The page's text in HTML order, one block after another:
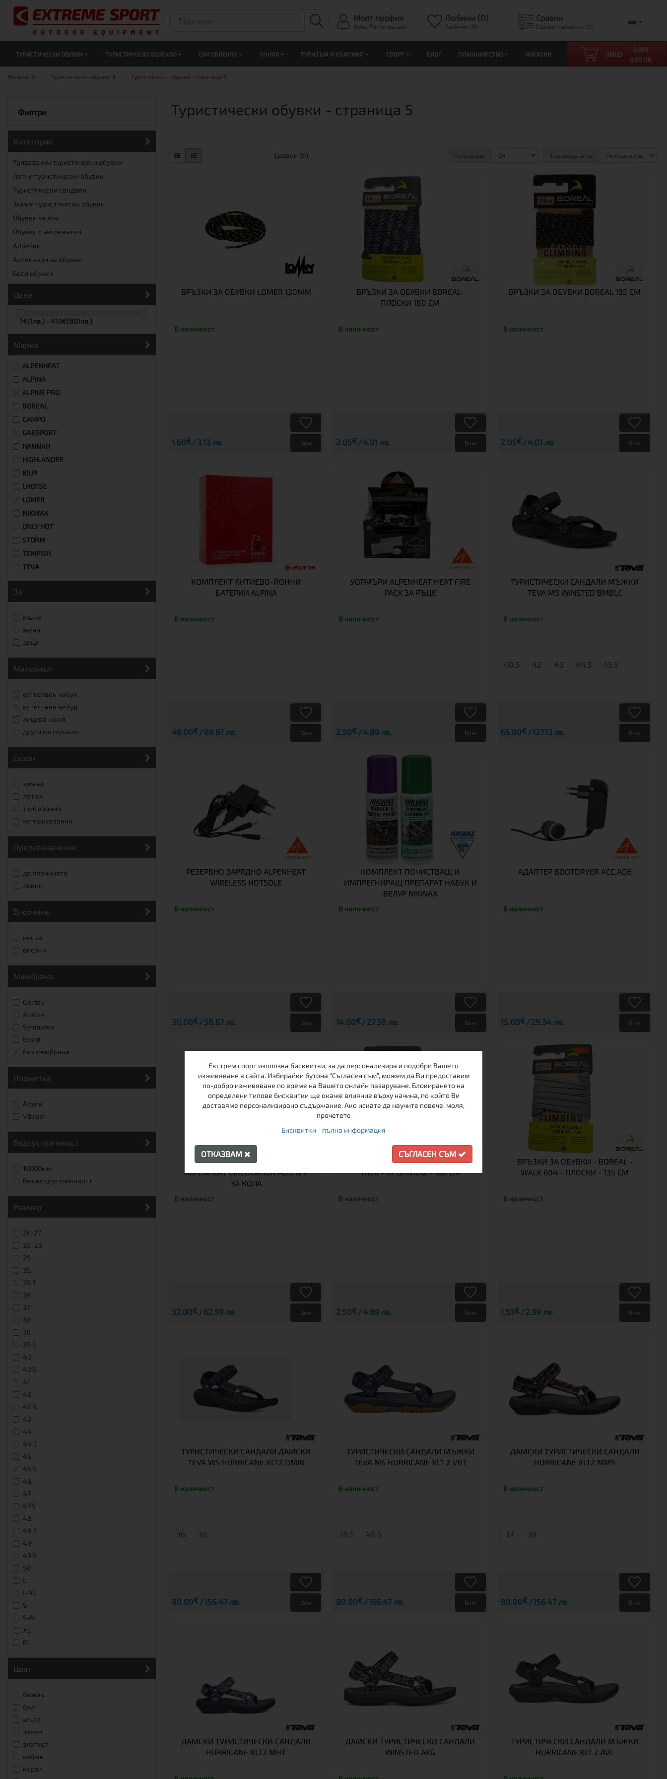
Моят профил
Вход/Регистрация
Любими (0)
Любими (0)
Сравни
Сравни продукти (0)
ТУРИСТИЧЕСКИ ОБУВКИ ТУРИСТИЧЕСКО ОБЛЕКЛО СКИ ОБЛЕКЛО ОЧИЛА ТУРИЗЪМ И КЪМПИНГ СПОРТ БЛОГ ПЛАНИНАРСТВО МАГАЗИН ОБЩО
0.00€
0.00 ЛВ.
Начало Туристически обувки Туристически обувки - страница 5
Филтри
Категории
Трисезонни туристически обувки
Летни туристически обувки
Туристически сандали
Зимни туристически обувки
Обувки за лов
Обувки с нагревател
Апрески
Аксесоари за обувки
Боси обувки
Цена
1€(1лв.) - 410€(801лв.)
Марка
ALPENHEAT
ALPINA
ALPINE PRO
BOREAL
CAMPO
GARSPORT
HANNAH
HIGHLANDER
KILPI
LHOTSE
LOMER
NIKWAX
ONLY HOT
STORM
TEMPISH
TEVA
за
мъже
жени
деца
материал
естествен набук
естествен велур
лицева кожа
други материали
сезон
зимни
летни
трисезонни
четирисезонни
предназначение
до планината
ловни
височина
ниски
високи
мембрана
Gartex
Alpitex
Sympatex
Event
без мембрана
подметка
Alpina
Vibram
Водоустойчивост
10000мм
Без водоустойчивост
размер
26-27
28-29
29
35
35.5
36
37
38
39
39.5
40
40.5
41
42
42.5
43
44
44.5
45
45.5
46
47
47.5
48
48.5
49
49.5
50
L
L-XL
S
S-M
XL
М
цвят
бежов
бял
жълт
зелен
златист
кафяв
корал
Туристически обувки - страница 5
Сравни (0) Подреждане по:
Показване:
ВРЪЗКИ ЗА ОБУВКИ LOMER 130ММ
В наличност
1.60€ 3.13 лв. Виж
ВРЪЗКИ ЗА ОБУВКИ BOREAL-
ПЛОСКИ 180 CM
В наличност
2.05€ 4.01 лв. Виж
ВРЪЗКИ ЗА ОБУВКИ BOREAL 135 CM
В наличност
2.05€ 4.01 лв. Виж
КОМПЛЕКТ ЛИТИЕВО-ЙОННИ
БАТЕРИИ ALPINA
В наличност
46.00€ 89.97 лв. Виж
УОРМЪРИ ALPENHEAT HEAT FIRE
PACK ЗА РЪЦЕ
В наличност
2.50€ 4.89 лв. Виж
ТУРИСТИЧЕСКИ САНДАЛИ МЪЖКИ
TEVA MS WINSTED BMBLC
В наличност
40.5 42 43 44.5 45.5
65.00€ 127.13 лв. Виж
РЕЗЕРВНО ЗАРЯДНО ALPENHEAT
WIRELESS HOTSOLE
В наличност
30.00€ 58.67 лв. Виж
КОМПЛЕКТ ПОЧИСТВАЩ И
ИМПРЕГНИРАЩ ПРЕПАРАТ НАБУК И
ВЕЛУР NIKWAX
В наличност
14.00€ 27.38 лв. Виж
АДАПТЕР BOOTDRYER ACC.AD6
В наличност
15.00€ 29.34 лв. Виж
ИЗСУШИТЕЛ С UV ЗА ОБУВКИ
ALPENHEAT CIRCULATION AD6 12V
ЗА КОЛА
В наличност
32.00€ 62.59 лв. Виж
ВРЪЗКИ ЗА ОБУВКИ - BOREAL -
TREK - КРЪГЛИ612 - 160 СМ
В наличност
2.50€ 4.89 лв. Виж
ВРЪЗКИ ЗА ОБУВКИ - BOREAL -
WALK 604 - ПЛОСКИ - 135 СМ
В наличност
1.53€ 2.99 лв. Виж
ТУРИСТИЧЕСКИ САНДАЛИ ДАМСКИ
TEVA WS HURRICANE XLT2 DMIN
В наличност
36 38
80.00€ 156.47 лв. Виж
ТУРИСТИЧЕСКИ САНДАЛИ МЪЖКИ
TEVA MS HURRICANE XLT 2 VBT
В наличност
39.5 40.5
80.00€ 156.47 лв. Виж
ДАМСКИ ТУРИСТИЧЕСКИ САНДАЛИ
HURRICANE XLT2 MMS
В наличност
37 38
80.00€ 156.47 лв. Виж
ДАМСКИ ТУРИСТИЧЕСКИ САНДАЛИ
HURRICANE XLT2 MHT
ДАМСКИ ТУРИСТИЧЕСКИ САНДАЛИ
WINSTED AKG
ТУРИСТИЧЕСКИ САНДАЛИ МЪЖКИ
HURRICANE XLT 2 AVL
Екстрем спорт използва бисквитки, за да персонализира и подобри Вашето
изживяване в сайта. Избирайки бутона “Съгласен съм”, можем да Ви предоставим
по-добро изживяване по време на Вашето онлайн пазаруване. Блокирането на
определени типове бисквитки ще окаже влияние върху начина, по който Ви
доставяме персонализирано съдържание. Ако искате да научите повече, моля,
прочетете
Бисквитки - пълна информация
ОТКАЗВАМ СЪГЛАСЕН СЪМ